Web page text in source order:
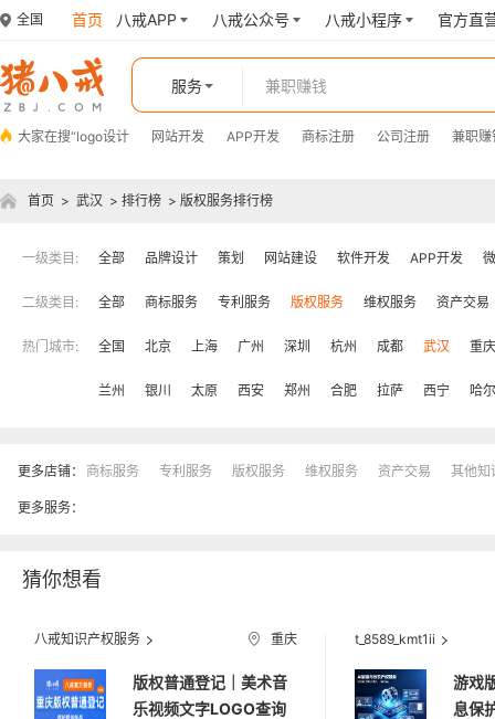
全国 首页 八戒APP 八戒公众号 八戒小程序 官方直
服务
大家在搜“logo设计 网站开发 APP开发 商标注册 公司注册 兼职赚
首页 > 武汉 > 排行榜 > 版权服务排行榜
一级类目: 全部 品牌设计 策划 网站建设 软件开发 APP开发
二级类目: 全部 商标服务 专利服务 版权服务 维权服务 资产交易
热门城市: 全国 北京 上海 广州 深圳 杭州 成都 武汉 重庆
兰州 银川 太原 西安 郑州 合肥 拉萨 西宁 哈
更多店铺： 商标服务 专利服务 版权服务 维权服务 资产交易 其他知
更多服务：
猜你想看
八戒知识产权服务 重庆
版权普通登记｜美术音
乐视频文字LOGO查询
t_8589_kmt1ii
游戏
息保